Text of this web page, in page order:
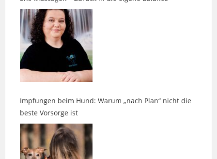
Impfungen beim Hund: Warum „nach Plan“ nicht die